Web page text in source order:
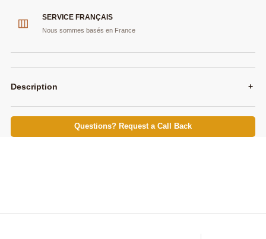
SERVICE FRANÇAIS
Nous sommes basés en France
Description +
Questions? Request a Call Back